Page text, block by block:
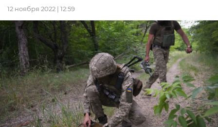
12 ноября 2022 | 12:59